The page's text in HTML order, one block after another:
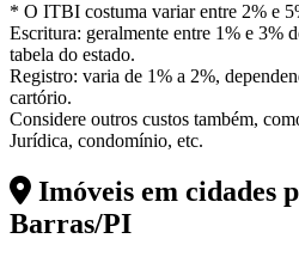
* O ITBI costuma variar entre 2% e
Escritura: geralmente entre 1% e 3%
tabela do estado.
Registro: varia de 1% a 2%,
cartório.
Considere outros custos também,
Jurídica, condomínio, etc.
Imóveis em cidades
Barras/PI